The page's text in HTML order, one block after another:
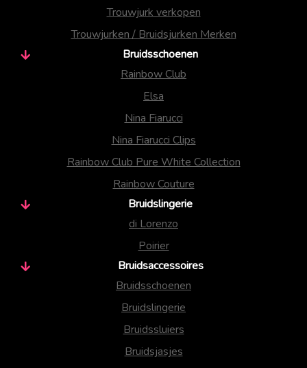
Trouwjurk verkopen
Trouwjurken / Bruidsjurken Merken
Bruidsschoenen
Rainbow Club
Elsa
Nina Fiarucci
Nina Fiarucci Clips
Rainbow Club Pure White Collection
Rainbow Couture
Bruidslingerie
di Lorenzo
Poirier
Bruidsaccessoires
Bruidsschoenen
Bruidslingerie
Bruidssluiers
Bruidsjasjes